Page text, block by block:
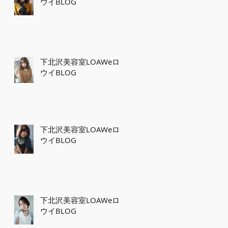
下北沢美容室LOAWeロ
ウイBLOG
下北沢美容室LOAWeロ
ウイBLOG
下北沢美容室LOAWeロ
ウイBLOG